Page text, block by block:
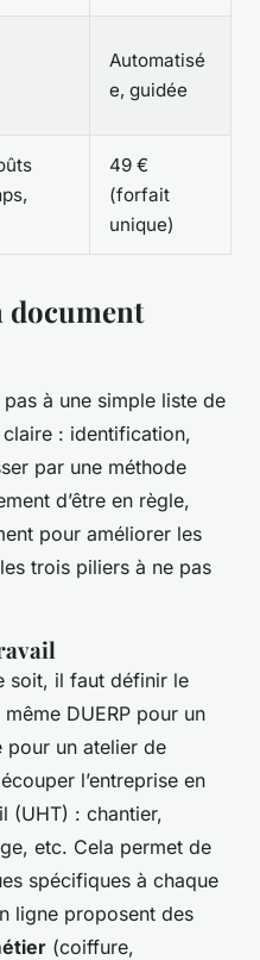
Automatisé
e, guidée
49 €
(forfait
unique)
document
à une simple liste de
: identification,
par une méthode
d’être en règle,
pour améliorer les
trois piliers à ne pas
soit, il faut définir le
DUERP pour un
pour un atelier de
l’entreprise en
(UHT) : chantier,
etc. Cela permet de
spécifiques à chaque
ligne proposent des
(coiffure,